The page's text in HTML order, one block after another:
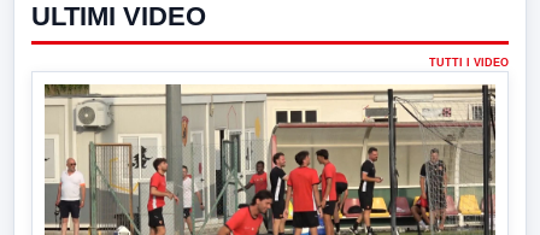
ULTIMI VIDEO
TUTTI I VIDEO